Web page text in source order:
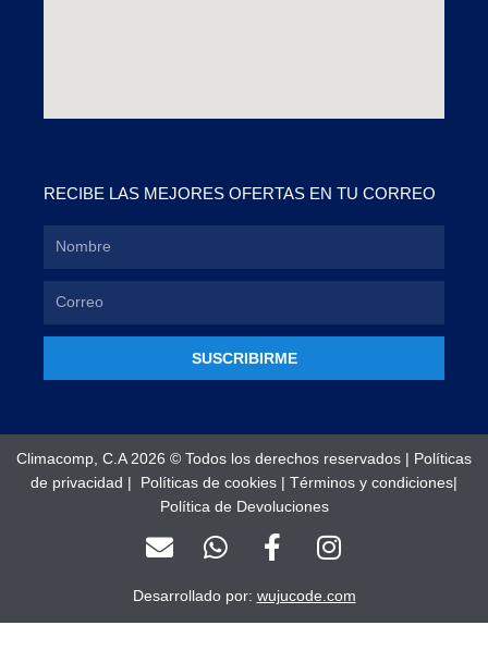
RECIBE LAS MEJORES OFERTAS EN TU CORREO
SUSCRIBIRME
Climacomp, C.A 2026 © Todos los derechos reservados | Políticas
de privacidad | Políticas de cookies | Términos y condiciones|
Política de Devoluciones
E
n
v
W
h
a
F
a
c
e
I
n
s
t
Desarrollado por: wujucode.com